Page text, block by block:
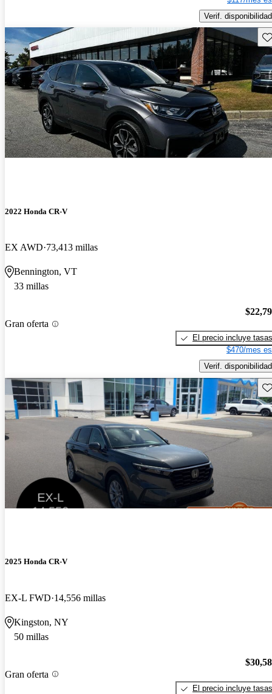
Verif. disponibilidad
2022 Honda CR-V
EX AWD 73,413 millas
Bennington, VT
33 millas
Gran oferta
El precio incluye tasas
$470/mes
Verif. disponibilidad
2025 Honda CR-V
EX-L FWD 14,556 millas
Kingston, NY
50 millas
Gran oferta
El precio incluye tasas